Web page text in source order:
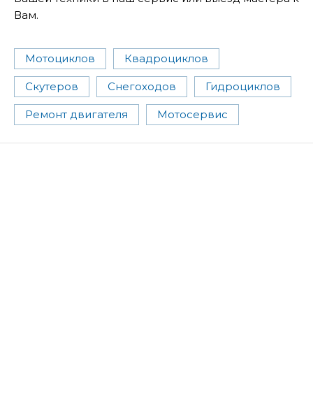
Вам.
Мотоциклов Квадроциклов
Скутеров Снегоходов Гидроциклов
Ремонт двигателя Мотосервис